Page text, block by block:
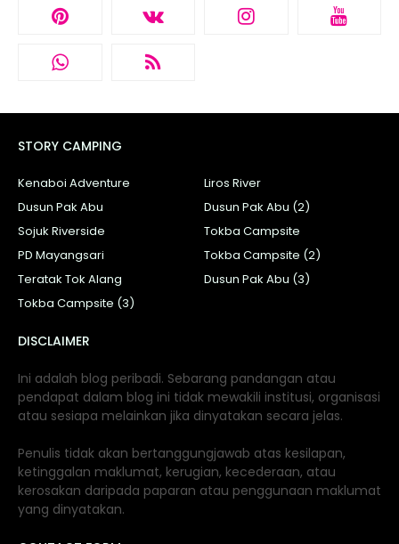
STORY CAMPING
Kenaboi Adventure
Liros River
Dusun Pak Abu
Dusun Pak Abu (2)
Sojuk Riverside
Tokba Campsite
PD Mayangsari
Tokba Campsite (2)
Teratak Tok Alang
Dusun Pak Abu (3)
Tokba Campsite (3)
DISCLAIMER
Ini adalah blog peribadi. Sebarang pandangan atau
pendapat dalam blog ini tidak mewakili institusi, organisasi
atau sesiapa melainkan jika dinyatakan secara jelas.
Penulis tidak akan bertanggungjawab atas kesilapan,
ketinggalan maklumat, kerugian, kecederaan, atau
kerosakan daripada paparan atau penggunaan maklumat
yang dinyatakan.